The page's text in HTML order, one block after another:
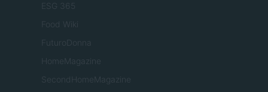
ESG 365
Food Wiki
FuturoDonna
HomeMagazine
SecondHomeMagazine